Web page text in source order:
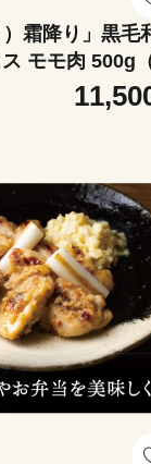
霜降り」黒毛
モモ肉 500g
鈴鹿山脈、二つ
の質にこだわっ
き焼き 三重県